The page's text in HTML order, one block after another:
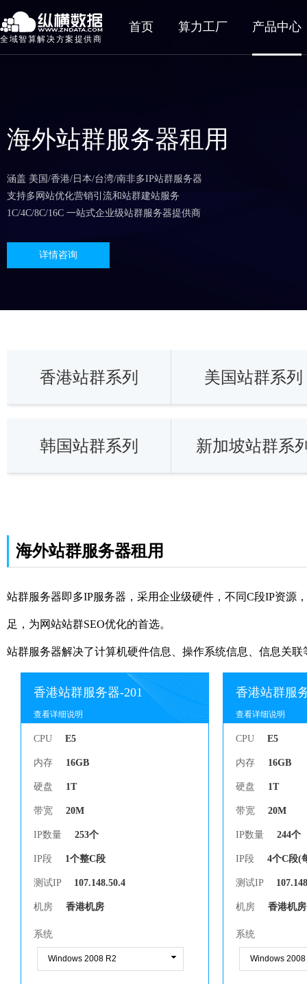
全域智算解决方案提供商
首页 算力工厂 产品中心
海外站群服务器租用
涵盖 美国/香港/日本/台湾/南非多IP站群服务器
支持多网站优化营销引流和站群建站服务
1C/4C/8C/16C 一站式企业级站群服务器提供商
详情咨询
香港站群系列 美国站群系列
韩国站群系列 新加坡站群系
海外站群服务器租用
站群服务器即多IP服务器，采用企业级硬件，不同C段IP资源
足，为网站站群SEO优化的首选。
站群服务器解决了计算机硬件信息、操作系统信息、信息关
香港站群服务器-201
查看详细说明
CPU E5
内存 16GB
硬盘 1T
带宽 20M
IP数量 253个
IP段 1个整C段
测试IP 107.148.50.4
机房 香港机房
系统
香港站群服
查看详细说明
CPU E5
内存 16GB
硬盘 1T
带宽 20M
IP数量 244个
IP段 4个C段(
测试IP
机房 香港机房
系统